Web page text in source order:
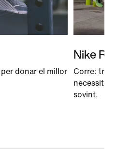
donar el millor
Nike
Corre:
necessites
sovint.